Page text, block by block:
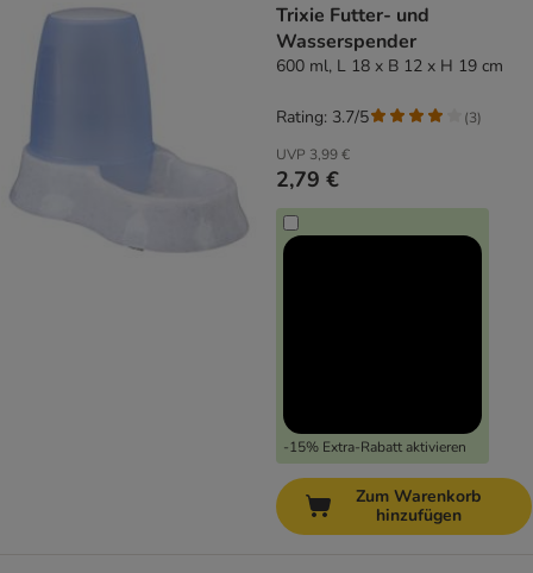
Trixie Futter- und
Wasserspender
600 ml, L 18 x B 12 x H 19 cm
UVP 3,99 €
2,79 €
-15% Extra-Rabatt aktivieren
Rating: 3.7/5 (3)
Zum Warenkorb
hinzufügen